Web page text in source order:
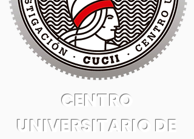
CENTRO
UNIVERSITARIO DE